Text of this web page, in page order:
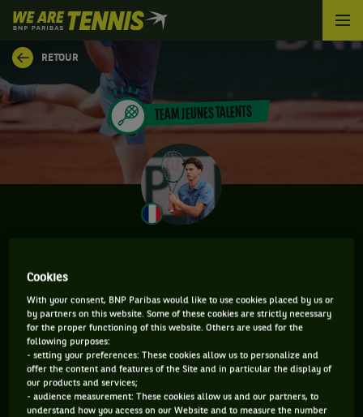
We
are
Tennis
by
BNP
Paribas
RETOUR
TEAM JEUNES TALENTS
CLASSEMENT DE ANTOINE GHIBAUDO ET
INFORMATIONS DU JOUEUR
146 PTS
Cookies
With your consent, BNP Paribas would like to use cookies placed by us or
by partners on this website. Some of these cookies are strictly necessary
for the proper functioning of this website. Others are used for the
following purposes:
- setting your preferences: These cookies allow us to personalize and
offer the content and features of the Site and in particular the display of
our products and services;
- audience measurement: These cookies allow us and our partners, to
understand how you access on our Website and to measure the number